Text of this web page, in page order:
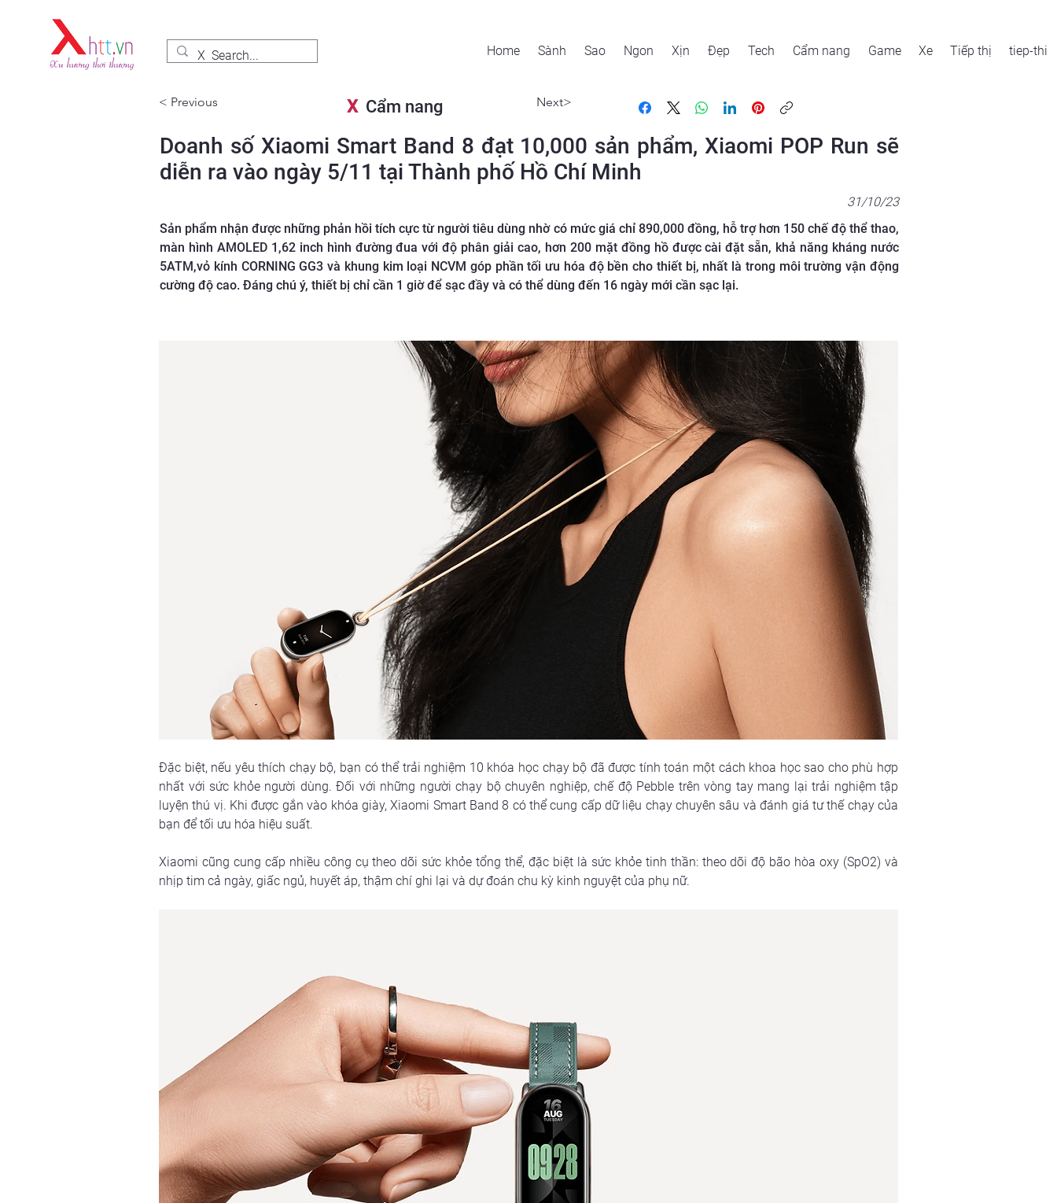
Home Sành Sao Ngon Xịn Đẹp Tech Cẩm nang Game Xe Tiếp thị tiep-thi
< Previous XCẩm nang Next>
Doanh số Xiaomi Smart Band 8 đạt 10,000 sản phẩm, Xiaomi POP Run sẽ
diễn ra vào ngày 5/11 tại Thành phố Hồ Chí Minh
31/10/23
Sản phẩm nhận được những phản hồi tích cực từ người tiêu dùng nhờ có mức giá chỉ 890,000 đồng, hỗ trợ hơn 150 chế độ thể thao,
màn hình AMOLED 1,62 inch hình đường đua với độ phân giải cao, hơn 200 mặt đồng hồ được cài đặt sẵn, khả năng kháng nước
5ATM,vỏ kính CORNING GG3 và khung kim loại NCVM góp phần tối ưu hóa độ bền cho thiết bị, nhất là trong môi trường vận động
cường độ cao. Đáng chú ý, thiết bị chỉ cần 1 giờ để sạc đầy và có thể dùng đến 16 ngày mới cần sạc lại.
Đặc biệt, nếu yêu thích chạy bộ, bạn có thể trải nghiệm 10 khóa học chạy bộ đã được tính toán một cách khoa học sao cho phù hợp
nhất với sức khỏe người dùng. Đối với những người chạy bộ chuyên nghiệp, chế độ Pebble trên vòng tay mang lại trải nghiệm tập
luyện thú vị. Khi được gắn vào khóa giày, Xiaomi Smart Band 8 có thể cung cấp dữ liệu chạy chuyên sâu và đánh giá tư thế chạy của
bạn để tối ưu hóa hiệu suất.
Xiaomi cũng cung cấp nhiều công cụ theo dõi sức khỏe tổng thể, đặc biệt là sức khỏe tinh thần: theo dõi độ bão hòa oxy (SpO2) và
nhịp tim cả ngày, giấc ngủ, huyết áp, thậm chí ghi lại và dự đoán chu kỳ kinh nguyệt của phụ nữ.